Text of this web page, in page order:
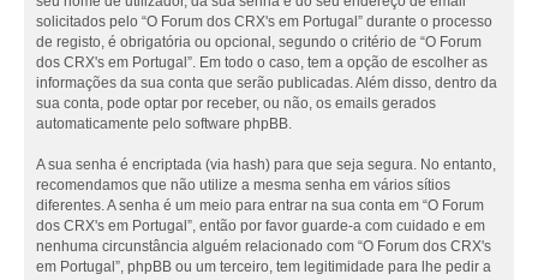
solicitados pelo “O Forum dos CRX's em Portugal” durante o processo
de registo, é obrigatória ou opcional, segundo o critério de “O Forum
dos CRX's em Portugal”. Em todo o caso, tem a opção de escolher as
informações da sua conta que serão publicadas. Além disso, dentro da
sua conta, pode optar por receber, ou não, os emails gerados
automaticamente pelo software phpBB.
A sua senha é encriptada (via hash) para que seja segura. No entanto,
recomendamos que não utilize a mesma senha em vários sítios
diferentes. A senha é um meio para entrar na sua conta em “O Forum
dos CRX's em Portugal”, então por favor guarde-a com cuidado e em
nenhuma circunstância alguém relacionado com “O Forum dos CRX's
em Portugal”, phpBB ou um terceiro, tem legitimidade para lhe pedir a